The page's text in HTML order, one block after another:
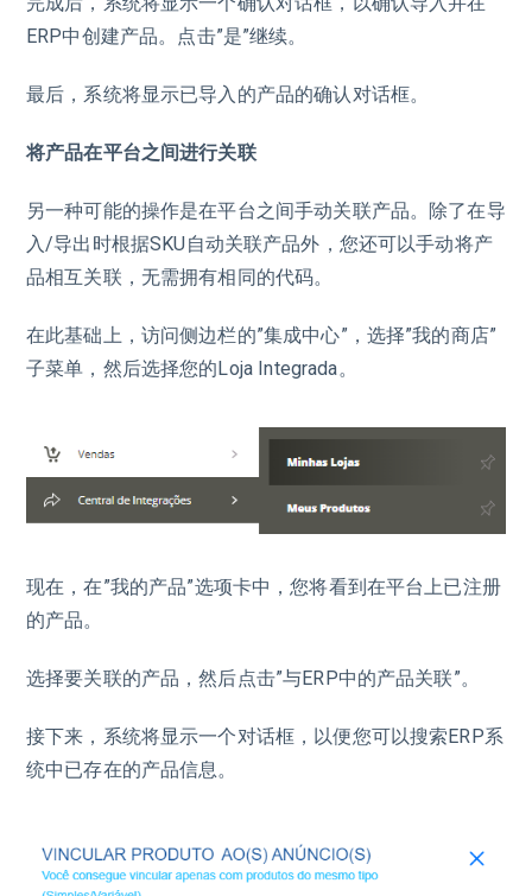
ERP中创建产品。点击”是”继续。
最后，系统将显示已导入的产品的确认对话框。
将产品在平台之间进行关联
另一种可能的操作是在平台之间手动关联产品。除了在导
入/导出时根据SKU自动关联产品外，您还可以手动将产
品相互关联，无需拥有相同的代码。
在此基础上，访问侧边栏的”集成中心”，选择”我的商店”
子菜单，然后选择您的Loja Integrada。
现在，在”我的产品”选项卡中，您将看到在平台上已注册
的产品。
选择要关联的产品，然后点击”与ERP中的产品关联”。
接下来，系统将显示一个对话框，以便您可以搜索ERP系
统中已存在的产品信息。